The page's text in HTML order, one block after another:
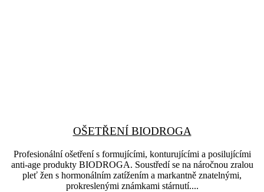
OŠETŘENÍ BIODROGA
Profesionální ošetření s formujícími, konturujícími a posilujícími
anti-age produkty BIODROGA. Soustředí se na náročnou zralou
pleť žen s hormonálním zatížením a markantně znatelnými,
prokreslenými známkami stárnutí....